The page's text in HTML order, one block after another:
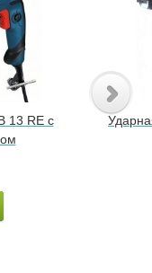
13 RE с